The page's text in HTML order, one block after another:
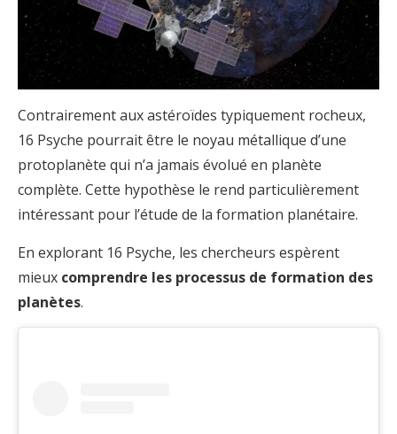
Contrairement aux astéroïdes typiquement rocheux,
16 Psyche pourrait être le noyau métallique d’une
protoplanète qui n’a jamais évolué en planète
complète. Cette hypothèse le rend particulièrement
intéressant pour l’étude de la formation planétaire.
En explorant 16 Psyche, les chercheurs espèrent
mieux comprendre les processus de formation des
planètes.